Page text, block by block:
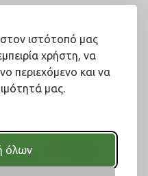
ιστότοπό μας
χρήστη, να
περιεχόμενο και να
μας.
όλων
μας!